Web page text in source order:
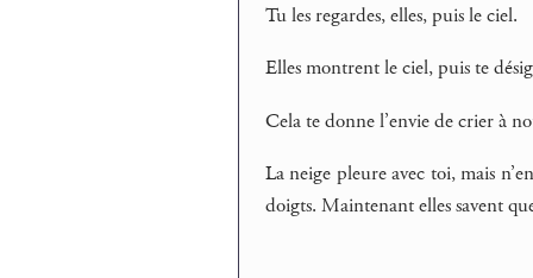
Tu les regardes, elles, puis le ciel.
Elles montrent le ciel, puis te
Cela te donne l’envie de crier à
La neige pleure avec toi, mais
doigts. Maintenant elles savent